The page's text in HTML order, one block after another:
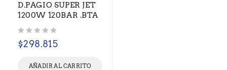
D.PAGIO SUPER JET
1200W 120BAR .BTA
$298.815
AÑADIR AL CARRITO